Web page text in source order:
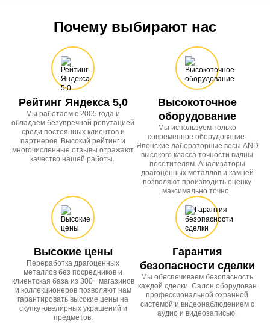
Почему выбирают нас
Рейтинг Яндекса 5,0
Мы работаем с 2005 года и
обладаем безупречной репутацией
среди постоянных клиентов и
партнеров. Высокий рейтинг и
многочисленные отзывы отражают
качество нашей работы.
Высокоточное
оборудование
Мы используем только
современное оборудование.
Японские лабораторные весы AND
высокого класса точности видны
посетителям. Анализаторы
драгоценных металлов и камней
позволяют производить оценку
максимально точно.
Высокие цены
Переработка драгоценных
металлов без посредников и
клиентская база из 300+ магазинов
и коллекционеров позволяют нам
гарантировать высокие цены на
скупку ювелирных украшений и
предметов.
Гарантия
безопасности сделки
Мы обеспечиваем безопасность
каждой сделки. Салон оборудован
профессиональной охранной
системой и видеонаблюдением с
аудио и видеозаписью.